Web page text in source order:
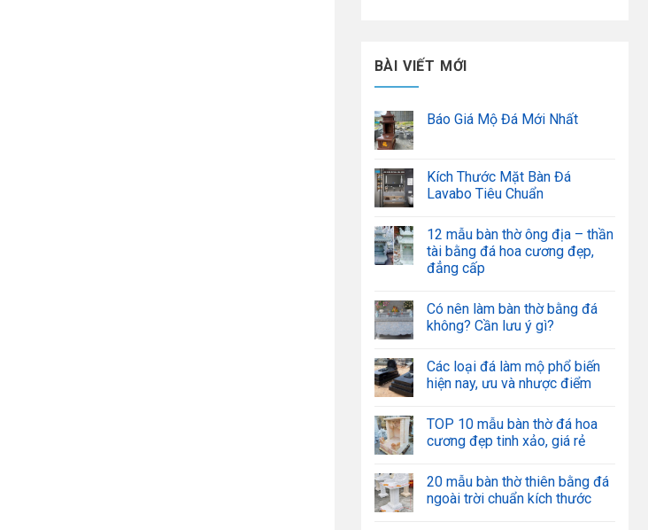
BÀI VIẾT MỚI
Báo Giá Mộ Đá Mới Nhất
Kích Thước Mặt Bàn Đá
Lavabo Tiêu Chuẩn
12 mẫu bàn thờ ông địa – thần
tài bằng đá hoa cương đẹp,
đẳng cấp
Có nên làm bàn thờ bằng đá
không? Cần lưu ý gì?
Các loại đá làm mộ phổ biến
hiện nay, ưu và nhược điểm
TOP 10 mẫu bàn thờ đá hoa
cương đẹp tinh xảo, giá rẻ
20 mẫu bàn thờ thiên bằng đá
ngoài trời chuẩn kích thước